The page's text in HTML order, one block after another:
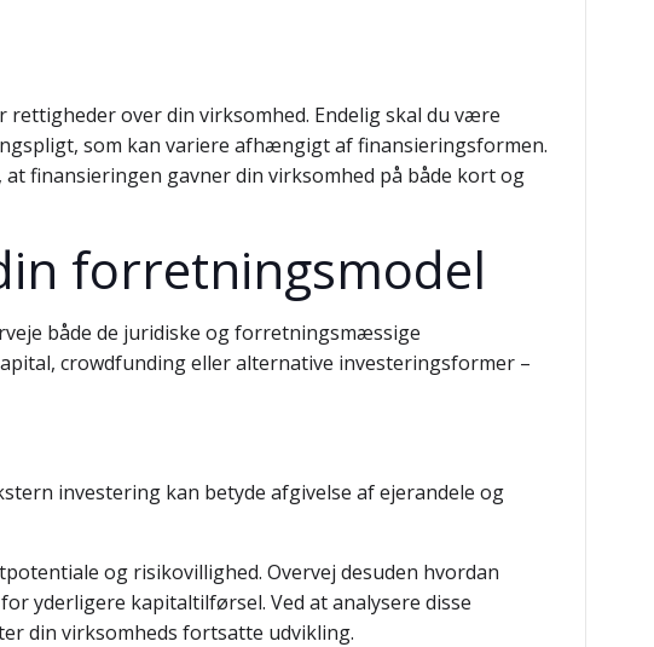
over din virksomhed. Endelig skal du være
som kan variere afhængigt af finansieringsformen.
finansieringen gavner din virksomhed på både kort og
forretningsmodel
både de juridiske og forretningsmæssige
crowdfunding eller alternative investeringsformer –
investering kan betyde afgivelse af ejerandele og
og risikovillighed. Overvej desuden hvordan
yderligere kapitaltilførsel. Ved at analysere disse
din virksomheds fortsatte udvikling.